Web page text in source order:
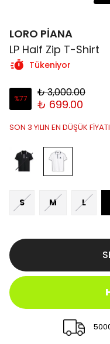
LORO PİANA
LP Half Zip T-Shirt
Tükeniyor
%77 ₺ 3,000.00
₺ 699.00
SON 3 YILIN EN DÜŞÜK
S M L